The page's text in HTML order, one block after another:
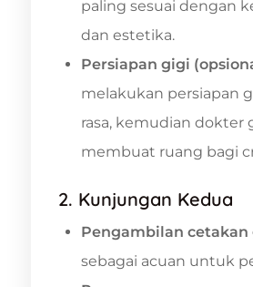
paling sesuai dengan
dan estetika.
Persiapan gigi
melakukan persiapan
rasa, kemudian
membuat ruang bagi
2. Kunjungan Kedua
Pengambilan cetakan
sebagai acuan untuk